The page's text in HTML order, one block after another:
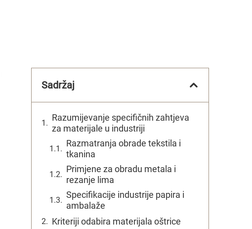
Sadržaj
Razumijevanje specifičnih zahtjeva
za materijale u industriji
Razmatranja obrade tekstila i
tkanina
Primjene za obradu metala i
rezanje lima
Specifikacije industrije papira i
ambalaže
Kriteriji odabira materijala oštrice